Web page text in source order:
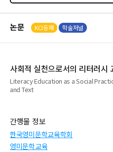
논문 KCI등재 학술저널
사회적 실천으로서의 리터러시
Literacy Education as a Social
and Text
간행물 정보
한국영미문학교육학회
영미문학교육